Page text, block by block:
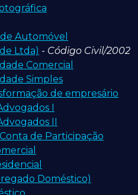
Automóvel
Ltda) - Código Civil/2002
Comercial
Simples
de empresário
I
II
de Participação
Doméstico)